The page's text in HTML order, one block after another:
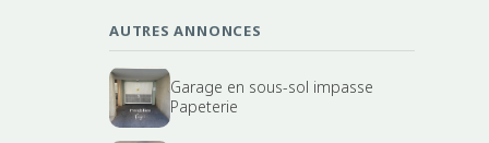
AUTRES ANNONCES
Garage en sous-sol impasse
Papeterie